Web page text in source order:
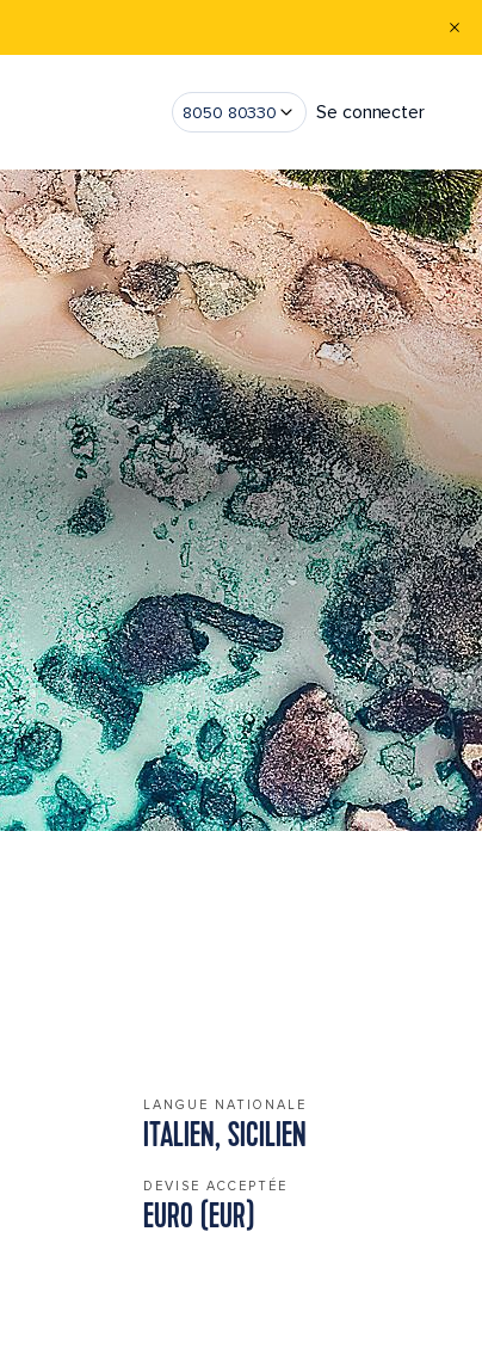
8050 80330 Se connecter
LANGUE NATIONALE
ITALIEN, SICILIEN
DEVISE ACCEPTÉE
EURO (EUR)